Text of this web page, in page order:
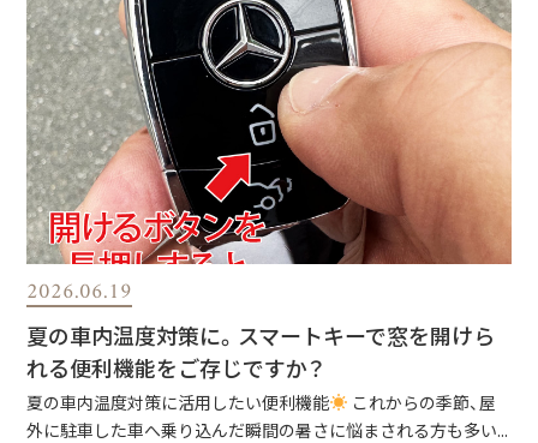
2026.06.19
夏の車内温度対策に。スマートキーで窓を開けら
れる便利機能をご存じですか？
夏の車内温度対策に活用したい便利機能
これからの季節、屋
外に駐車した車へ乗り込んだ瞬間の暑さに悩まされる方も多い...